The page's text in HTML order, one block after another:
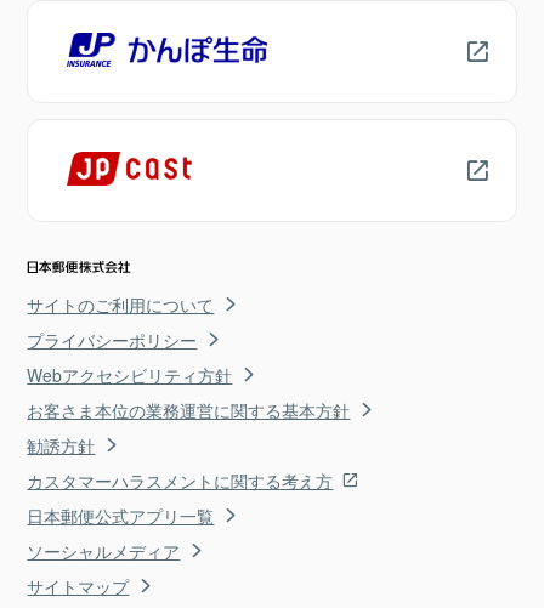
サイトのご利用について
プライバシーポリシー
Webアクセシビリティ方針
お客さま本位の業務運営に関する基本方針
勧誘方針
カスタマーハラスメントに関する考え方
日本郵便公式アプリ一覧
ソーシャルメディア
サイトマップ